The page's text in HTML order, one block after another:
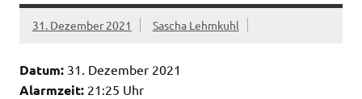
31. Dezember 2021 Sascha Lehmkuhl
Datum: 31. Dezember 2021
Alarmzeit: 21:25 Uhr